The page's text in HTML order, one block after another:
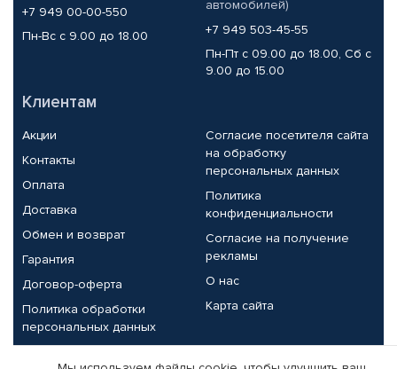
+7 949 00-00-550
Пн-Вс с 9.00 до 18.00
автомобилей)
+7 949 503-45-55
Пн-Пт с 09.00 до 18.00, Сб с
9.00 до 15.00
Клиентам
Акции
Контакты
Оплата
Доставка
Обмен и возврат
Гарантия
Договор-оферта
Политика обработки
персональных данных
Согласие посетителя сайта
на обработку
персональных данных
Политика
конфиденциальности
Согласие на получение
рекламы
О нас
Карта сайта